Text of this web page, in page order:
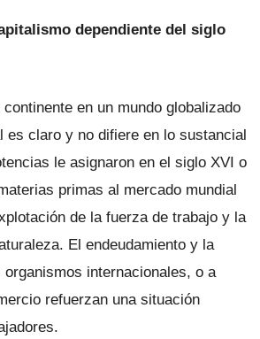
dependiente del siglo
en un mundo globalizado
es claro y no difiere en lo sustancial
le asignaron en el siglo XVI o
primas al mercado mundial
de la fuerza de trabajo y la
El endeudamiento y la
internacionales, o a
refuerzan una situación